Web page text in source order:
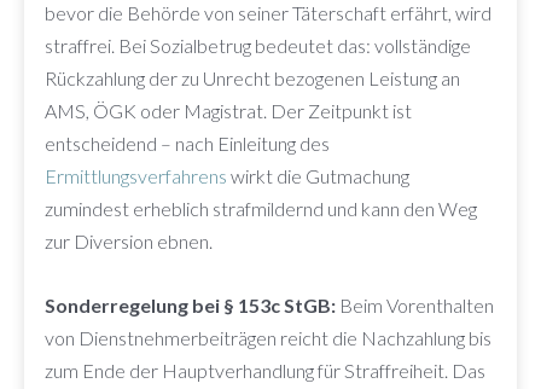
bevor die Behörde von seiner Täterschaft erfährt, wird
straffrei. Bei Sozialbetrug bedeutet das: vollständige
Rückzahlung der zu Unrecht bezogenen Leistung an
AMS, ÖGK oder Magistrat. Der Zeitpunkt ist
entscheidend – nach Einleitung des
Ermittlungsverfahrens wirkt die Gutmachung
zumindest erheblich strafmildernd und kann den Weg
zur Diversion ebnen.
Sonderregelung bei § 153c StGB: Beim Vorenthalten
von Dienstnehmerbeiträgen reicht die Nachzahlung bis
zum Ende der Hauptverhandlung für Straffreiheit. Das